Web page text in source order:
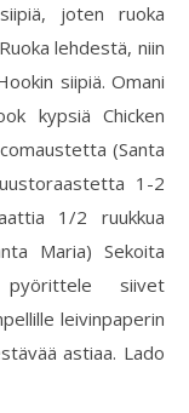
joten ruoka
lehdestä, niin
siipiä. Omani
kypsiä Chicken
(Santa
1-2
1/2 ruukkua
Maria) Sekoita
siivet
leivinpaperin
astiaa. Lado